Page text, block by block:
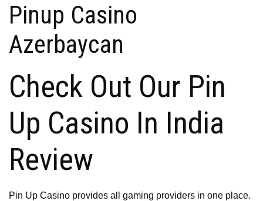
Pinup Casino
Azerbaycan
Check Out Our Pin
Up Casino In India
Review
Pin Up Casino provides all gaming providers in one place.